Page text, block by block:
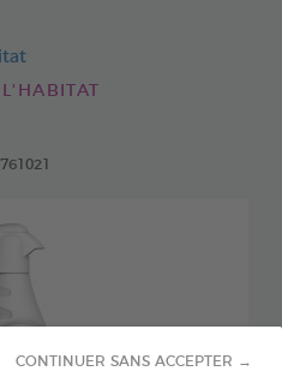
CONTINUER SANS ACCEPTER →